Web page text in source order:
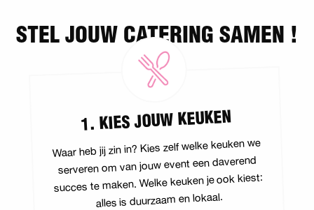
STEL JOUW CATERING SAMEN !
1. KIES JOUW KEUKEN
Waar heb jij zin in? Kies zelf welke keuken we
serveren om van jouw event een daverend
succes te maken. Welke keuken je ook kiest:
alles is duurzaam en lokaal.